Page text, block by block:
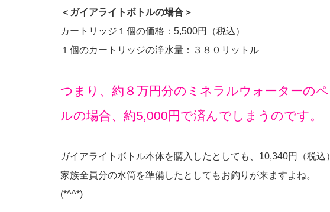
＜ガイアライトボトルの場合＞
カートリッジ１個の価格：5,500円（税込）
１個のカートリッジの浄水量：３８０リットル
つまり、約８万円分のミネラルウォーターの
ルの場合、約5,000円で済んでしまうのです。
ガイアライトボトル本体を購入したとしても、10,340円（税込）
家族全員分の水筒を準備したとしてもお釣りが来ますよね。
(*^^*)